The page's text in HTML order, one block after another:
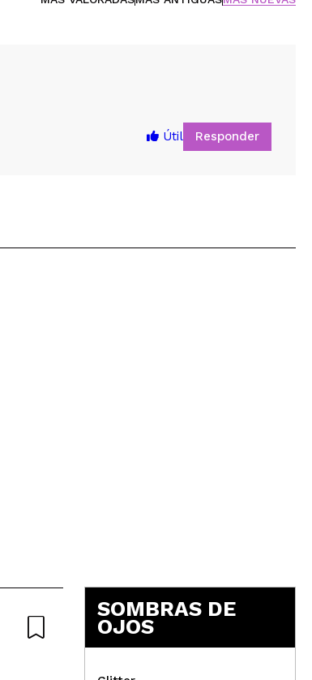
Útil Responder
SOMBRAS DE
OJOS